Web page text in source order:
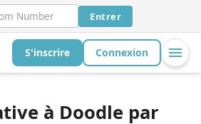
Entrer
S'inscrire Connexion
à Doodle par